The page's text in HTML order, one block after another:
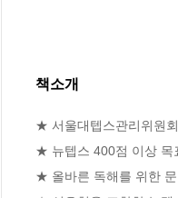
책소개
★ 서울대텝스관리위원
★ 뉴텝스 400점 이상 목
★ 올바른 독해를 위한